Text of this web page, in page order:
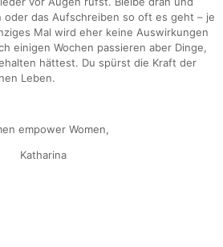
das Aufschreiben so oft es geht – je
Mal wird eher keine Auswirkungen
einigen Wochen passieren aber Dinge,
hättest. Du spürst die Kraft der
Leben.
empower Women,
Katharina